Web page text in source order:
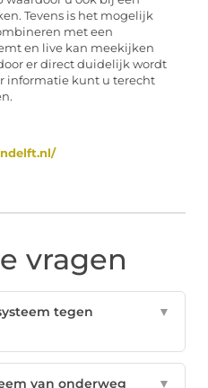
Tevens is het mogelijk
met een
en live kan meekijken
er direct duidelijk wordt
informatie kunt u terecht
vragen
tegen
▼
van onderweg
▼